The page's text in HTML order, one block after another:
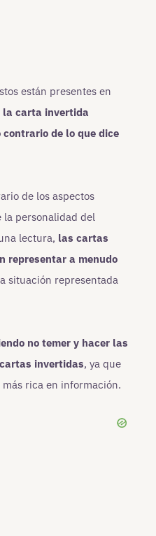
están presentes en
la carta invertida
de lo que dice
de los aspectos
la personalidad del
lectura, las cartas
representar a menudo
situación representada
no temer y hacer las
invertidas, ya que
rica en información.